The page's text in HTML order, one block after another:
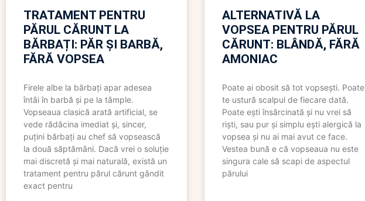
TRATAMENT PENTRU
PĂRUL CĂRUNT LA
BĂRBAȚI: PĂR ȘI BARBĂ,
FĂRĂ VOPSEA
Firele albe la bărbați apar adesea
întâi în barbă și pe la tâmple.
Vopseaua clasică arată artificial, se
vede rădăcina imediat și, sincer,
puțini bărbați au chef să vopsească
la două săptămâni. Dacă vrei o soluție
mai discretă și mai naturală, există un
tratament pentru părul cărunt gândit
exact pentru
ALTERNATIVĂ LA
VOPSEA PENTRU PĂRUL
CĂRUNT: BLÂNDĂ, FĂRĂ
AMONIAC
Poate ai obosit să tot vopsești. Poate
te ustură scalpul de fiecare dată.
Poate ești însărcinată și nu vrei să
riști, sau pur și simplu ești alergică la
vopsea și nu ai mai avut ce face.
Vestea bună e că vopseaua nu este
singura cale să scapi de aspectul
părului